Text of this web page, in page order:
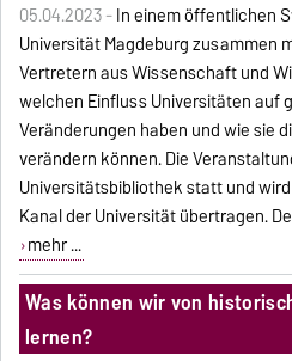
05.04.2023 -In einem öffentlichen
Universität Magdeburg zusammen
Vertretern aus Wissenschaft und
welchen Einfluss Universitäten auf
Veränderungen haben und wie sie
verändern können. Die
Universitätsbibliothek statt und
Kanal der Universität übertragen.
mehr ...
Was können wir von
lernen?